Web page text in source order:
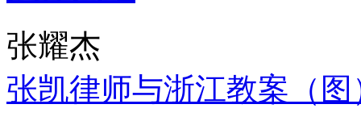
张耀杰
张凯律师与浙江教案（图